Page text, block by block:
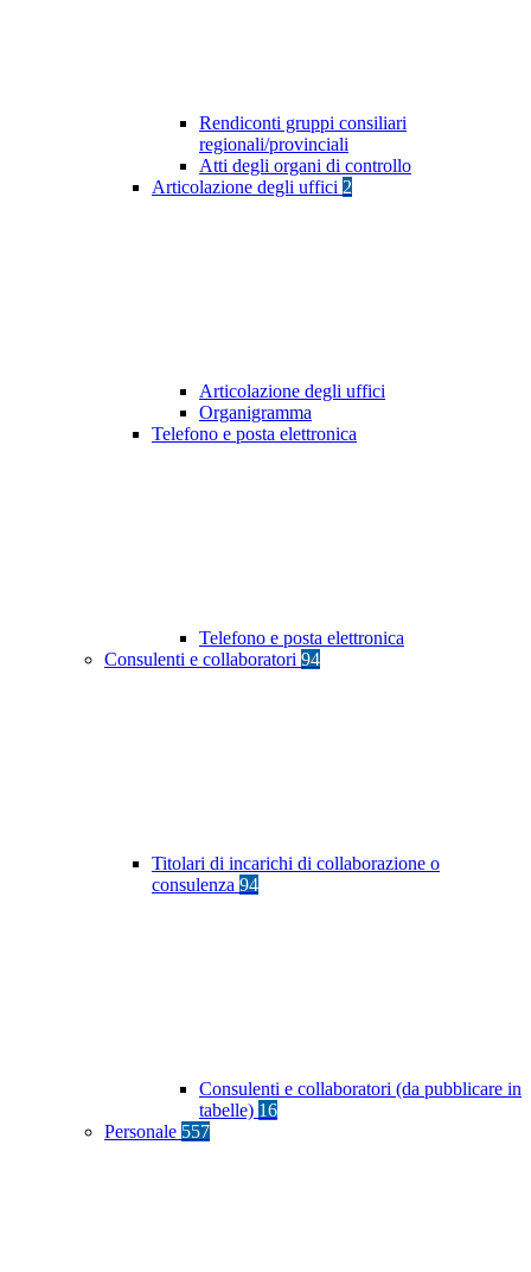
Rendiconti gruppi consiliari
regionali/provinciali
Atti degli organi di controllo
Articolazione degli uffici 2
Articolazione degli uffici
Organigramma
Telefono e posta elettronica
Telefono e posta elettronica
Consulenti e collaboratori 94
Titolari di incarichi di collaborazione o
consulenza 94
Consulenti e collaboratori (da pubblicare in
tabelle) 16
Personale 557